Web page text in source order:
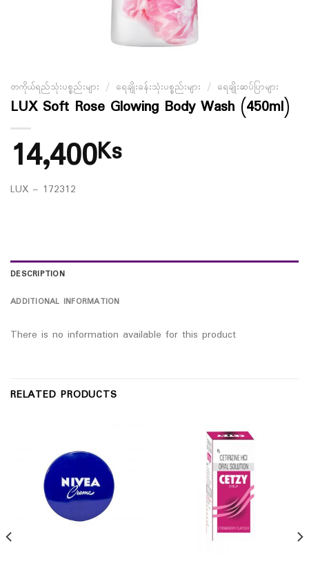
တကိုယ်ရည်သုံးပစ္စည်းများ / ရေချိုးခန်းသုံးပစ္စည်းများ / ရေချိုးဆပ်ပြာများ
LUX Soft Rose Glowing Body Wash (450ml)
14,400Ks
LUX – 172312
DESCRIPTION
ADDITIONAL INFORMATION
There is no information available for this product
RELATED PRODUCTS